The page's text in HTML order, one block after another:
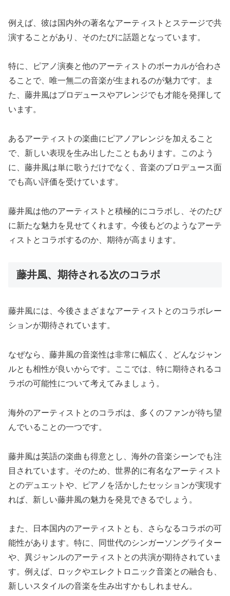
例えば、彼は国内外の著名なアーティストとステージで共
演することがあり、そのたびに話題となっています。
特に、ピアノ演奏と他のアーティストのボーカルが合わさ
ることで、唯一無二の音楽が生まれるのが魅力です。ま
た、藤井風はプロデュースやアレンジでも才能を発揮して
います。
あるアーティストの楽曲にピアノアレンジを加えること
で、新しい表現を生み出したこともあります。このよう
に、藤井風は単に歌うだけでなく、音楽のプロデュース面
でも高い評価を受けています。
藤井風は他のアーティストと積極的にコラボし、そのたび
に新たな魅力を見せてくれます。今後もどのようなアーテ
ィストとコラボするのか、期待が高まります。
藤井風、期待される次のコラボ
藤井風には、今後さまざまなアーティストとのコラボレー
ションが期待されています。
なぜなら、藤井風の音楽性は非常に幅広く、どんなジャン
ルとも相性が良いからです。ここでは、特に期待されるコ
ラボの可能性について考えてみましょう。
海外のアーティストとのコラボは、多くのファンが待ち望
んでいることの一つです。
藤井風は英語の楽曲も得意とし、海外の音楽シーンでも注
目されています。そのため、世界的に有名なアーティスト
とのデュエットや、ピアノを活かしたセッションが実現す
れば、新しい藤井風の魅力を発見できるでしょう。
また、日本国内のアーティストとも、さらなるコラボの可
能性があります。特に、同世代のシンガーソングライター
や、異ジャンルのアーティストとの共演が期待されていま
す。例えば、ロックやエレクトロニック音楽との融合も、
新しいスタイルの音楽を生み出すかもしれません。